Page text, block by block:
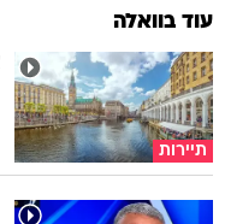
עוד בוואלה
תיירות